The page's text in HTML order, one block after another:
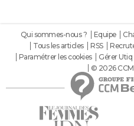
Qui sommes-nous ? Equipe
Tous les articles
RSS
Paramétrer les cookies
Gérer Utiq
© 2026